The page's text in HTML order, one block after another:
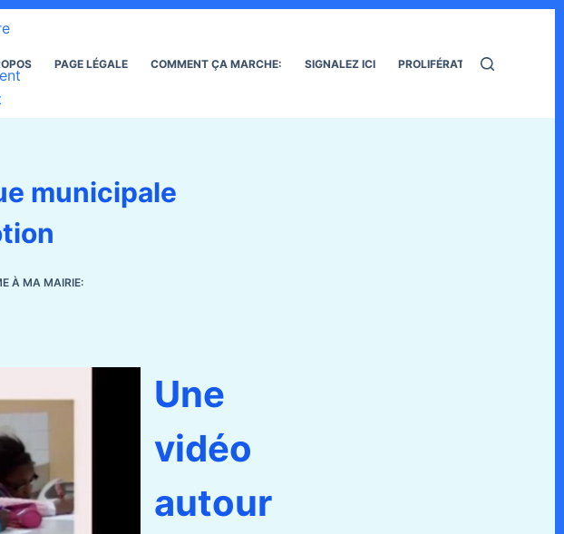
PAGE LÉGALE COMMENT ÇA MARCHE: SIGNALEZ ICI PROLIFÉRATION DES RATS
municipale
À MA MAIRIE:
Une
vidéo
autour